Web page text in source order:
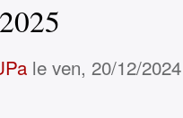
le ven, 20/12/